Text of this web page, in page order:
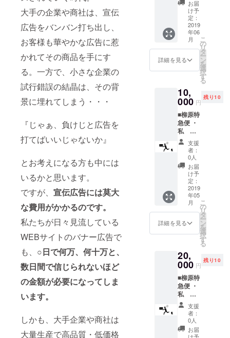
大手の企業や商社は、宣伝
広告をバンバン打ち出し、
お客様も華やかな広告に惹
かれてその商品を手にす
る。一方で、小さな企業の
試行錯誤の結晶は、その背
景に埋れてしまう・・・
『じゃぁ、負けじと広告を
打てばいいじゃないか』
とお考えになる方も中には
いるかと思います。
ですが、 宣伝広告には莫大
な費用がかかるのです。
私たちが日々見流している
WEBサイトのバナー広告で
も、 ○日で何万、何十万と、
数日間で信じられないほど
の金額が必要になってしま
います。
しかも、大手企業や商社は
大量生産で高品質・低価格
時間を
頂く可
能性が
ござい
ます。
しい方
におす
すめ 商
品金額
15,000
円以上
の商品
をお送
りしま
商品発
送が複
数個、
複数カ
テゴ
リーお
送りす
ること
があり
ます。
ま
た、全
商品の
発送ま
で1-2か
月のお
時間を
ます。
お届
け予
定：
2019
年06
月
詳細を見る
こ
の
リ
タ
ー
ン
を
選
択
す
る
10,
000 円
残り10
■柳原特
急便 ・
私 柳
原の商
品お届
けチ
ケット
(1時間 /
東京・
神奈川
限定/交
通費・
食事代
は各自)
・柳原
がチョ
た商品
を数個
お持ち
しま
す。
私 柳
原とパ
フェで
も食べ
ながら
お話し
支援
者：
0人
お届
け予
定：
2019
年05
月
詳細を見る
こ
の
リ
タ
ー
ン
を
選
択
す
る
20,
000 円
残り10
■柳原特
急便 ・
私 柳
原の商
品お届
けチ
ケット
(1時間 /
支援
者：
0人
お届
け予